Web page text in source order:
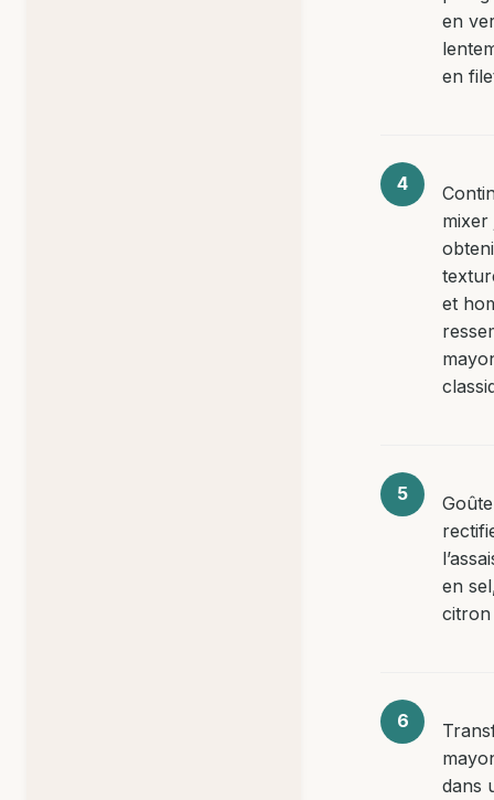
en
en
mixer
et
en
citron
dans